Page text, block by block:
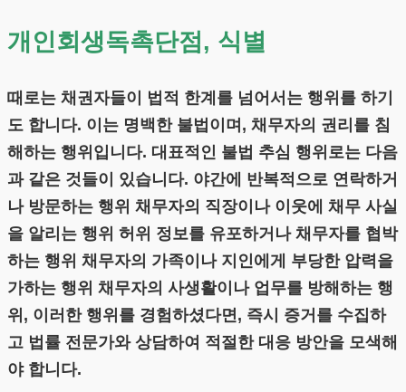
개인회생독촉단점, 식별
때로는 채권자들이 법적 한계를 넘어서는 행위를 하기
도 합니다. 이는 명백한 불법이며, 채무자의 권리를 침
해하는 행위입니다. 대표적인 불법 추심 행위로는 다음
과 같은 것들이 있습니다. 야간에 반복적으로 연락하거
나 방문하는 행위 채무자의 직장이나 이웃에 채무 사실
을 알리는 행위 허위 정보를 유포하거나 채무자를 협박
하는 행위 채무자의 가족이나 지인에게 부당한 압력을
가하는 행위 채무자의 사생활이나 업무를 방해하는 행
위, 이러한 행위를 경험하셨다면, 즉시 증거를 수집하
고 법률 전문가와 상담하여 적절한 대응 방안을 모색해
야 합니다.